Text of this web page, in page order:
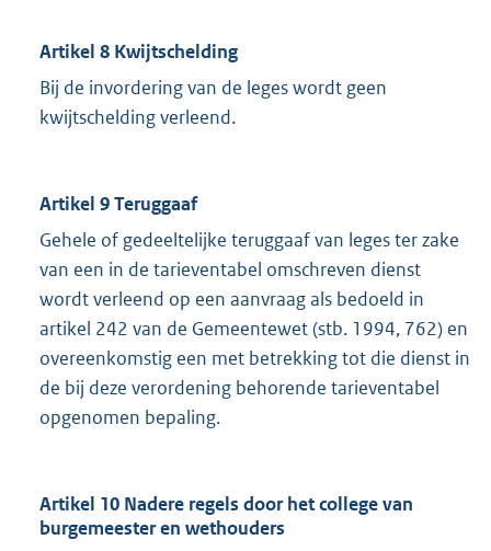
Artikel 8 Kwijtschelding
Bij de invordering van de leges wordt geen
kwijtschelding verleend.
Artikel 9 Teruggaaf
Gehele of gedeeltelijke teruggaaf van leges ter zake
van een in de tarieventabel omschreven dienst
wordt verleend op een aanvraag als bedoeld in
artikel 242 van de Gemeentewet (stb. 1994, 762) en
overeenkomstig een met betrekking tot die dienst in
de bij deze verordening behorende tarieventabel
opgenomen bepaling.
Artikel 10 Nadere regels door het college van
burgemeester en wethouders